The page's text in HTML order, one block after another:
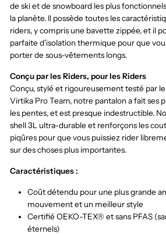
de ski et de snowboard les plus
la planète. Il possède toutes les
riders, y compris une bavette zippée, et il
parfaite d'isolation thermique pour que
porter de sous-vêtements longs.
Conçu par les Riders, pour les Riders
Conçu, stylé et rigoureusement testé par
Virtika Pro Team, notre pantalon a fait ses
les pentes, et est presque indestructible.
shell 3L ultra-durable et renforçons les
piqûres pour que vous puissiez rider
sur des choses plus importantes.
Caractéristiques :
Coût détendu pour une plus grande
mouvement et un meilleur style
Certifié OEKO-TEX® et sans PFAS
éternels)